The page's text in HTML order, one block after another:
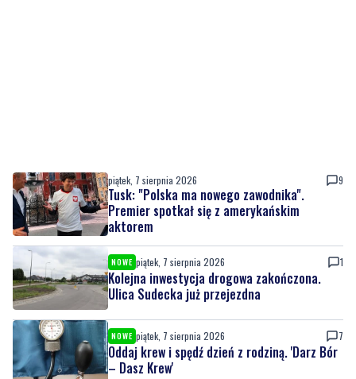
piątek, 7 sierpnia 2026 9
Tusk: "Polska ma nowego zawodnika".
Premier spotkał się z amerykańskim
aktorem
NOWE piątek, 7 sierpnia 2026 1
Kolejna inwestycja drogowa zakończona.
Ulica Sudecka już przejezdna
NOWE piątek, 7 sierpnia 2026 7
Oddaj krew i spędź dzień z rodziną. 'Darz Bór
– Dasz Krew'